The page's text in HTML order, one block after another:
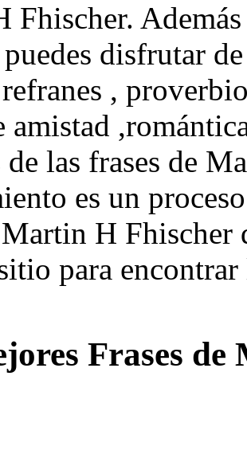
Fhischer.
disfrutar
,
amistad
las frases de
es un
H Fhischer
para
Frases